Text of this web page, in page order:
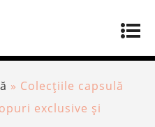
» Colecțiile capsulă
exclusive și